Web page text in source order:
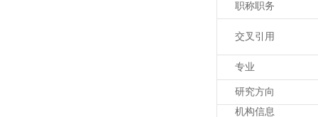
职称职务
交叉引用
专业
研究方向
机构信息